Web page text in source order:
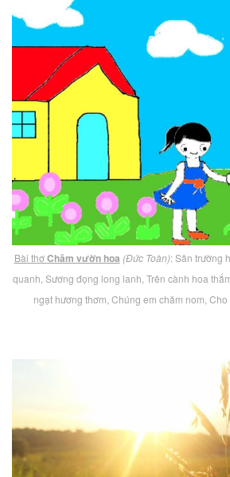
Bài thơChăm vườn hoa (Đức Toàn): Sân trường
quanh, Sương đọng long lanh, Trên cành hoa
ngạt hương thơm, Chúng em chăm nom,